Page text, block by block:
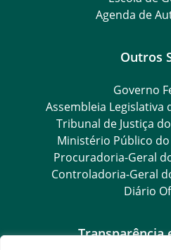
Agenda de
Outros
Governo
Assembleia Legislativa
Tribunal de Justiça
Ministério Público
Procuradoria-Geral
Controladoria-Geral
Diário
Transparência